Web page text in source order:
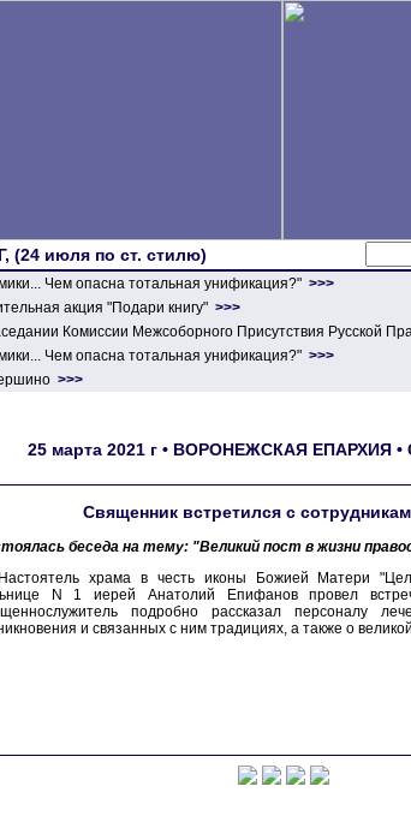
(24 июля по ст. стилю)
Чем опасна тотальная унификация?" >>>
акция "Подари книгу" >>>
Комиссии Межсоборного Присутствия Русской
Чем опасна тотальная унификация?" >>>
>>>
25 марта 2021 г • ВОРОНЕЖСКАЯ ЕПАРХИЯ •
Священник встретился с
беседа на тему: "Великий пост в жизни
Настоятель храма в честь иконы Божией Матери
N 1 иерей Анатолий Епифанов провел
подробно рассказал персоналу
и связанных с ним традициях, а также о